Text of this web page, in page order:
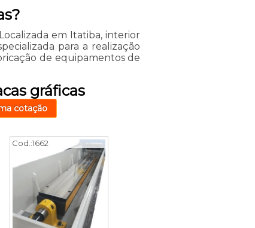
em Itatiba, interior
para a realização
de equipamentos de
gráficas
cotação
Cod.:1662